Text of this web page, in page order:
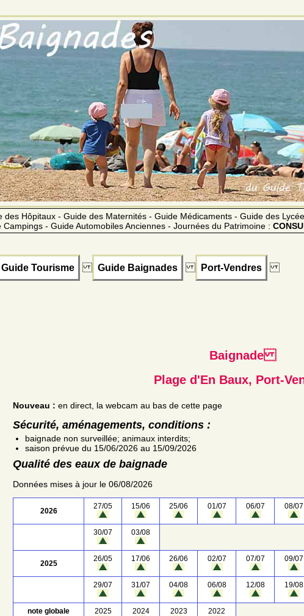
Hôpitaux - Guide des Maternités - Guide Médicaments - Guide des
- Guide Automobiles Anciennes - Journées du Patrimoine :
Guide Tourisme Guide Baignades Port-Vendres
Baignade
Plage d'En Baux, Port-
Nouveau : en direct, la webcam au bas de cette page
Sécurité, aménagements, conditions :
baignade non surveillée; animaux interdits;
saison prévue du 15/06/2026 au 15/09/2026
Qualité des eaux de baignade
Données mises à jour le 06/08/2026
2026
27/05 15/06 25/06 01/07 06/07 08/07
30/07 03/08
2025
26/05 17/06 26/06 02/07 07/07 09/07
29/07 31/07 04/08 06/08 12/08 19/08
note globale 2025 2024 2023 2022